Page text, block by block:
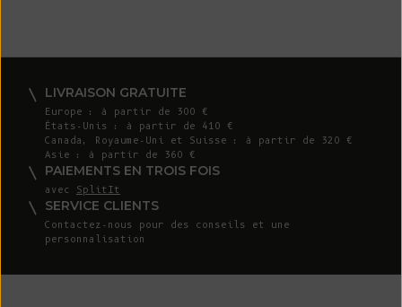
LIVRAISON GRATUITE
Europe : à partir de 300 €
États-Unis : à partir de 410 €
Canada, Royaume-Uni et Suisse : à partir de 320 €
Asie : à partir de 360 €
PAIEMENTS EN TROIS FOIS
avec SplitIt
SERVICE CLIENTS
Contactez-nous pour des conseils et une
personnalisation